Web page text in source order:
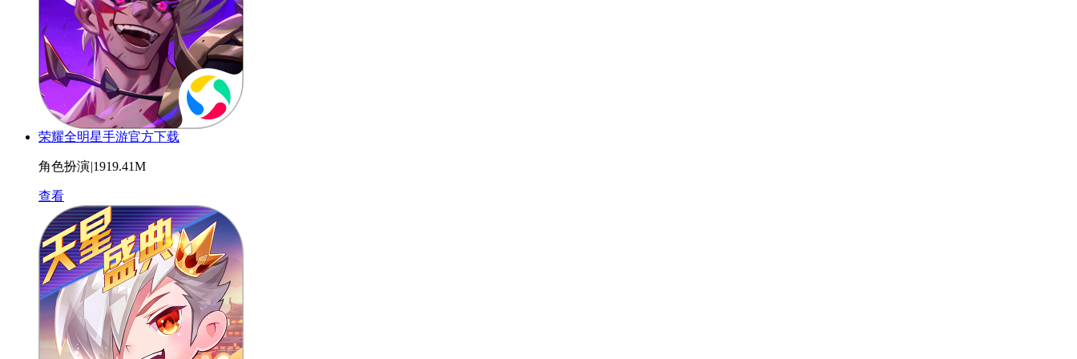
荣耀全明星手游官方下载
角色扮演|1919.41M
查看